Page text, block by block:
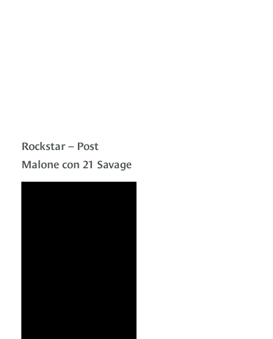
Rockstar – Post
Malone con 21 Savage